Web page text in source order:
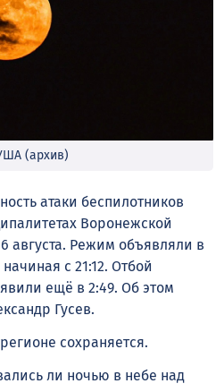
(архив)
атаки беспилотников
Воронежской
августа. Режим объявляли в
с 21:12. Отбой
ещё в 2:49. Об этом
Гусев.
сохраняется.
ли ночью в небе над